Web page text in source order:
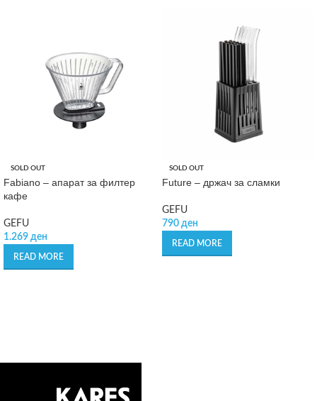
SOLD OUT
Fabiano – апарат за филтер
кафе
GEFU
1.269 ден
READ MORE
SOLD OUT
Future – држач за сламки
GEFU
790 ден
READ MORE